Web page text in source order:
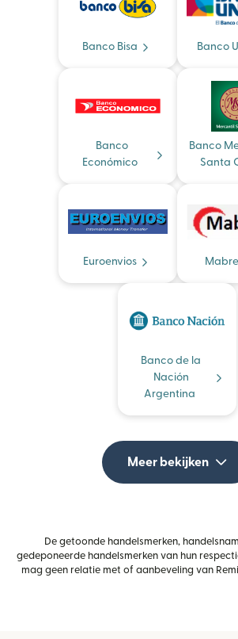
Banco Bisa Banco
Banco
Económico
Banco
Santa
Euroenvios
Banco de la
Nación
Argentina
Meer bekijken
De getoonde handelsmerken,
gedeponeerde handelsmerken van hun
mag geen relatie met of aanbeveling van